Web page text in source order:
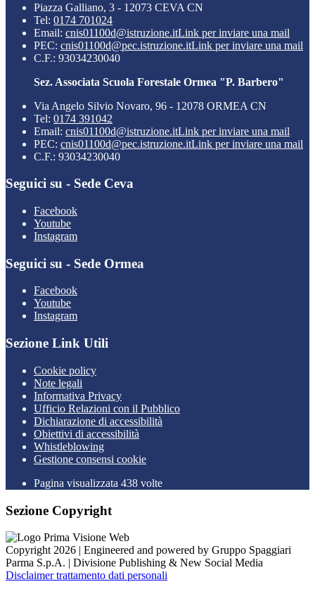
Piazza Galliano, 3 - 12073 CEVA CN
Tel: 0174 701024
Email: cnis01100d@istruzione.itLink per inviare una mail
PEC: cnis01100d@pec.istruzione.itLink per inviare una mail
C.F.: 93034230040
Sez. Associata Scuola Forestale Ormea "P. Barbero"
Via Angelo Silvio Novaro, 96 - 12078 ORMEA CN
Tel: 0174 391042
Email: cnis01100d@istruzione.itLink per inviare una mail
PEC: cnis01100d@pec.istruzione.itLink per inviare una mail
C.F.: 93034230040
Seguici su - Sede Ceva
Facebook
Youtube
Instagram
Seguici su - Sede Ormea
Facebook
Youtube
Instagram
Sezione Link Utili
Cookie policy
Note legali
Informativa Privacy
Ufficio Relazioni con il Pubblico
Dichiarazione di accessibilità
Obiettivi di accessibilità
Whistleblowing
Gestione consensi cookie
Pagina visualizzata 438 volte
Sezione Copyright
Copyright 2026 | Engineered and powered by Gruppo Spaggiari
Parma S.p.A. | Divisione Publishing & New Social Media
Disclaimer trattamento dati personali